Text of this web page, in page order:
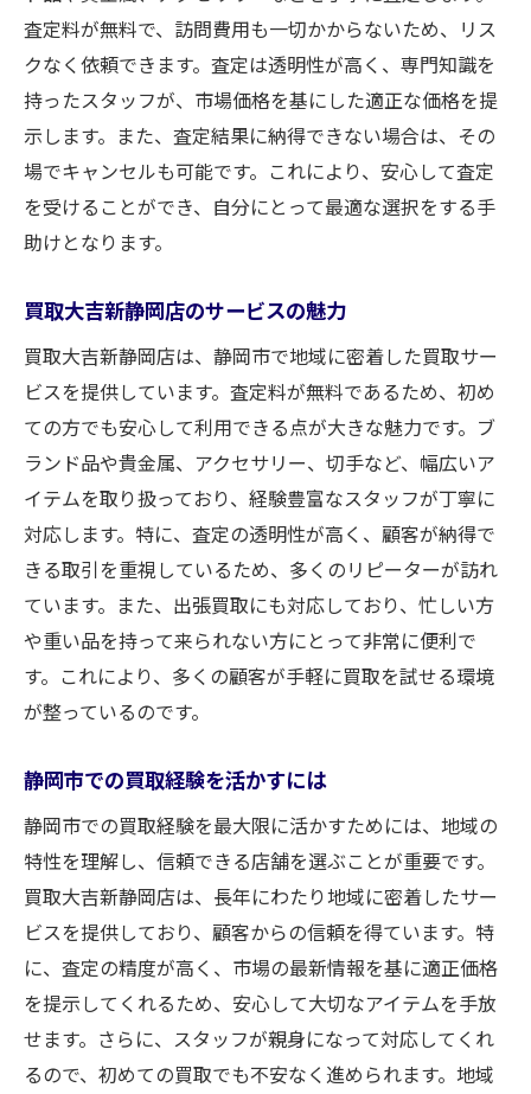
査定料が無料で、訪問費用も一切かからないため、リス
クなく依頼できます。査定は透明性が高く、専門知識を
持ったスタッフが、市場価格を基にした適正な価格を提
示します。また、査定結果に納得できない場合は、その
場でキャンセルも可能です。これにより、安心して査定
を受けることができ、自分にとって最適な選択をする手
助けとなります。
買取大吉新静岡店のサービスの魅力
買取大吉新静岡店は、静岡市で地域に密着した買取サー
ビスを提供しています。査定料が無料であるため、初め
ての方でも安心して利用できる点が大きな魅力です。ブ
ランド品や貴金属、アクセサリー、切手など、幅広いア
イテムを取り扱っており、経験豊富なスタッフが丁寧に
対応します。特に、査定の透明性が高く、顧客が納得で
きる取引を重視しているため、多くのリピーターが訪れ
ています。また、出張買取にも対応しており、忙しい方
や重い品を持って来られない方にとって非常に便利で
す。これにより、多くの顧客が手軽に買取を試せる環境
が整っているのです。
静岡市での買取経験を活かすには
静岡市での買取経験を最大限に活かすためには、地域の
特性を理解し、信頼できる店舗を選ぶことが重要です。
買取大吉新静岡店は、長年にわたり地域に密着したサー
ビスを提供しており、顧客からの信頼を得ています。特
に、査定の精度が高く、市場の最新情報を基に適正価格
を提示してくれるため、安心して大切なアイテムを手放
せます。さらに、スタッフが親身になって対応してくれ
るので、初めての買取でも不安なく進められます。地域